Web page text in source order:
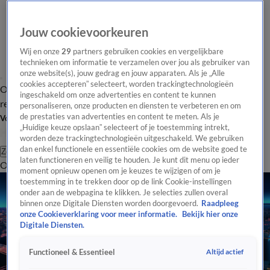
Overzicht Laatste nieuws Regionieuws Het beste van Hart
Tip de
redactie
Volg Hart van Nederland
Zoeken
OverzichtRegioUitzendingenWeerTip de redactiePanelVideo's
Jouw cookievoorkeuren
Wij en onze29 partners gebruiken cookies en vergelijkbare
technieken om informatie te verzamelen over jou als gebruiker van
onze website(s), jouw gedrag en jouw apparaten. Als je „Alle
cookies accepteren” selecteert, worden trackingtechnologieën
ingeschakeld om onze advertenties en content te kunnen
personaliseren, onze producten en diensten te verbeteren en om
de prestaties van advertenties en content te meten. Als je
„Huidige keuze opslaan” selecteert of je toestemming intrekt,
worden deze trackingtechnologieën uitgeschakeld. We gebruiken
dan enkel functionele en essentiële cookies om de website goed te
laten functioneren en veilig te houden. Je kunt dit menu op ieder
moment opnieuw openen om je keuzes te wijzigen of om je
toestemming in te trekken door op de link Cookie-instellingen
onder aan de webpagina te klikken. Je selecties zullen overal
binnen onze Digitale Diensten worden doorgevoerd. Raadpleeg
onze Cookieverklaring voor meer informatie.
Bekijk hier onze
Digitale Diensten.
Functioneel & Essentieel Altijd actief